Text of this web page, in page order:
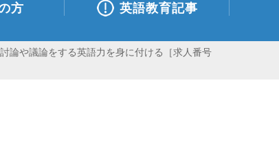
方 英語教育記事
論や議論をする英語力を身に付ける［求人番号